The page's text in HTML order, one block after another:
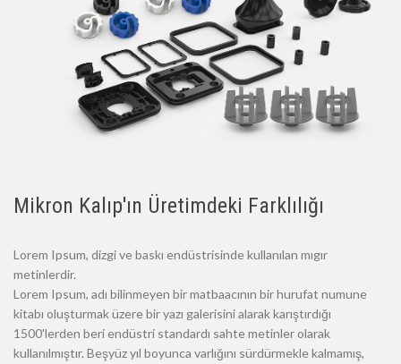
Mikron Kalıp'ın Üretimdeki Farklılığı
Lorem Ipsum, dizgi ve baskı endüstrisinde kullanılan mıgır
metinlerdir.
Lorem Ipsum, adı bilinmeyen bir matbaacının bir hurufat numune
kitabı oluşturmak üzere bir yazı galerisini alarak karıştırdığı
1500'lerden beri endüstri standardı sahte metinler olarak
kullanılmıştır. Beşyüz yıl boyunca varlığını sürdürmekle kalmamış,